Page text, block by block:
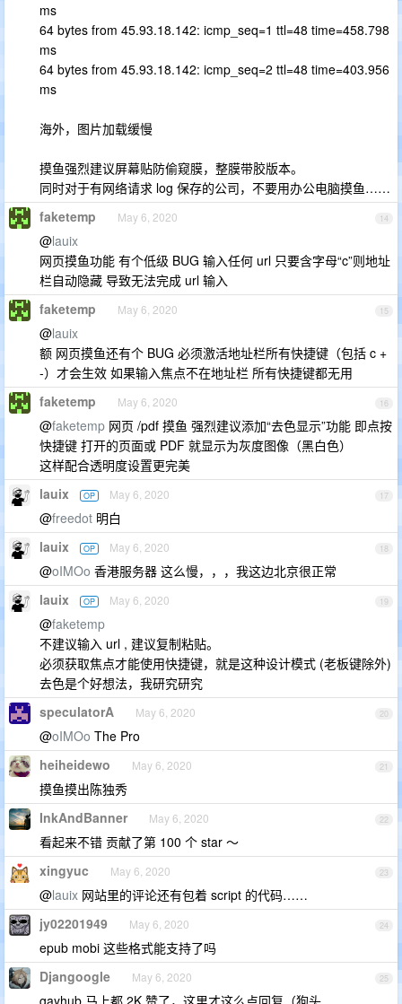
ms
64 bytes from 45.93.18.142: icmp_seq=1 ttl=48 time=458.798
ms
64 bytes from 45.93.18.142: icmp_seq=2 ttl=48 time=403.956
ms
海外，图片加载缓慢
摸鱼强烈建议屏幕贴防偷窥膜，整膜带胶版本。
同时对于有网络请求 log 保存的公司，不要用办公电脑摸鱼……
14
faketemp May 6, 2020
@lauix
网页摸鱼功能 有个低级 BUG 输入任何 url 只要含字母“c”则地址
栏自动隐藏 导致无法完成 url 输入
15
faketemp May 6, 2020
@lauix
额 网页摸鱼还有个 BUG 必须激活地址栏所有快捷键（包括 c +
-）才会生效 如果输入焦点不在地址栏 所有快捷键都无用
16
faketemp May 6, 2020
@faketemp 网页 /pdf 摸鱼 强烈建议添加“去色显示”功能 即点按
快捷键 打开的页面或 PDF 就显示为灰度图像（黑白色）
这样配合透明度设置更完美
17
lauix OP May 6, 2020
@freedot 明白
18
lauix OP May 6, 2020
@oIMOo 香港服务器 这么慢，，，我这边北京很正常
19
lauix OP May 6, 2020
@faketemp
不建议输入 url , 建议复制粘贴。
必须获取焦点才能使用快捷键，就是这种设计模式 (老板键除外)
去色是个好想法，我研究研究
20
speculatorA May 6, 2020
@oIMOo The Pro
21
heiheidewo May 6, 2020
摸鱼摸出陈独秀
22
InkAndBanner May 6, 2020
看起来不错 贡献了第 100 个 star ～
23
xingyuc May 6, 2020
@lauix 网站里的评论还有包着 script 的代码……
24
jy02201949 May 6, 2020
epub mobi 这些格式能支持了吗
25
Djangoogle May 6, 2020
gayhub 马上都 2K 赞了，这里才这么点回复（狗头